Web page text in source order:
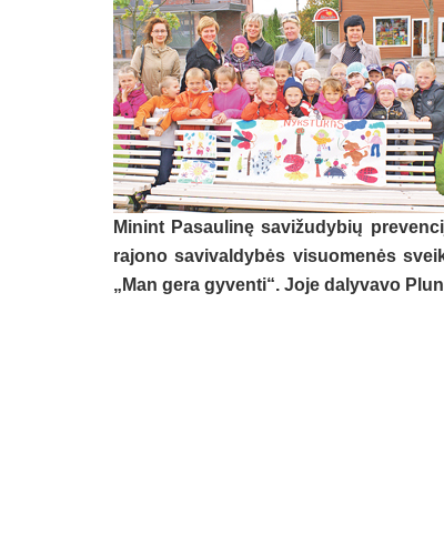
Minint Pasaulinę savižudybių
rajono savivaldybės visuomenės
„Man gera gyventi“. Joje dalyvavo